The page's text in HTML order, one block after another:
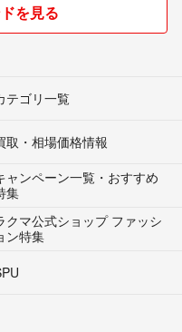
を見る
テゴリ一覧
取・相場価格情報
ャンペーン一覧・おすすめ
集
クマ公式ショップ ファッシ
ン特集